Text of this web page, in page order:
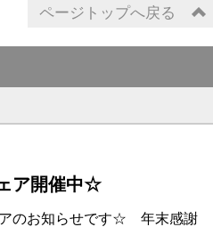
ページトップへ戻る
ア開催中☆
アのお知らせです☆ 年末感謝